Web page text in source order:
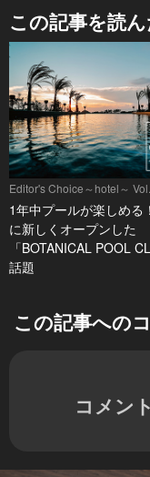
この記事を読
Editor's Choice～hotel～
1年中プールが楽しめる
に新しくオープンした
「BOTANICAL POOL
話題
この記事への
コメン